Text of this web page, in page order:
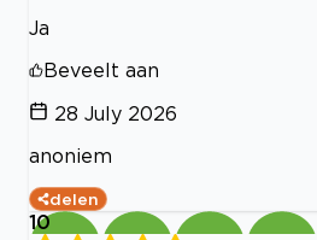
Ja
Beveelt aan
28 July 2026
anoniem
delen
10